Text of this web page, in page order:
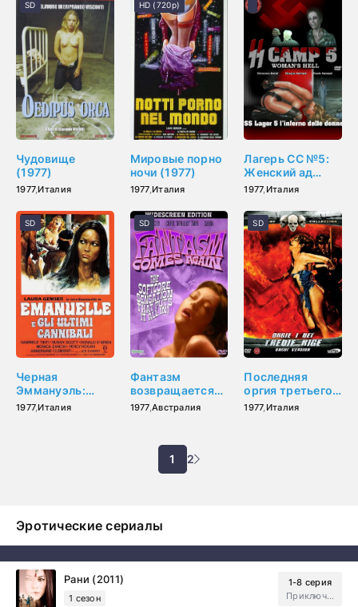
Чудовище
(1977)
1977,Италия
SD
Мировые порно
ночи (1977)
1977,Италия
HD (720p)
Лагерь СС №5:
Женский ад
(1977)
1977,Италия
Черная
Эммануэль:
Вокруг света
1977,Италия
SD
Фантазм
возвращается
(1977)
1977,Австралия
SD
Последняя
оргия третьего
рейха (1977)
1977,Италия
SD
1 2
Эротические сериалы
Рани (2011)
1 сезон
1-8 серия
Приключения, Зарубежный, Мелодрама